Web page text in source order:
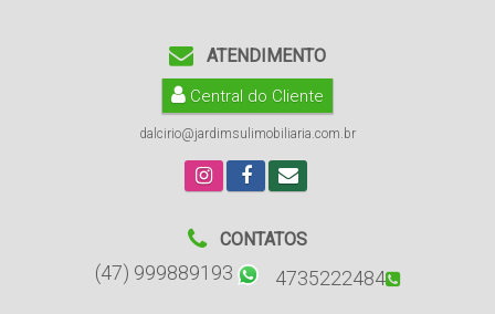
ATENDIMENTO
Central do Cliente
dalcirio@jardimsulimobiliaria.com.br
CONTATOS
(47) 999889193 4735222484